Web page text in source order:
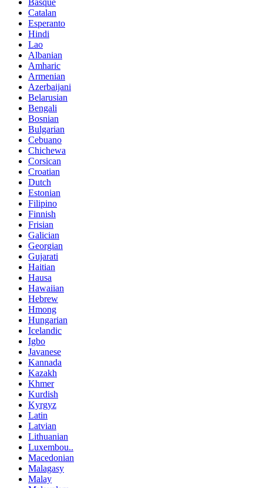
Catalan
Esperanto
Hindi
Lao
Albanian
Amharic
Armenian
Azerbaijani
Belarusian
Bengali
Bosnian
Bulgarian
Cebuano
Chichewa
Corsican
Croatian
Dutch
Estonian
Filipino
Finnish
Frisian
Galician
Georgian
Gujarati
Haitian
Hausa
Hawaiian
Hebrew
Hmong
Hungarian
Icelandic
Igbo
Javanese
Kannada
Kazakh
Khmer
Kurdish
Kyrgyz
Latin
Latvian
Lithuanian
Luxembou..
Macedonian
Malagasy
Malay